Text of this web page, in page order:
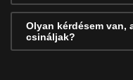
Olyan kérdésem van,
csináljak?